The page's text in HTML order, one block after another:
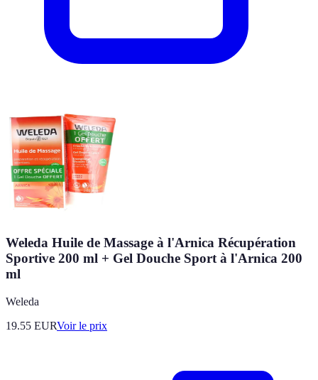
Weleda Huile de Massage à l'Arnica Récupération
Sportive 200 ml + Gel Douche Sport à l'Arnica 200
ml
Weleda
19.55 EURVoir le prix